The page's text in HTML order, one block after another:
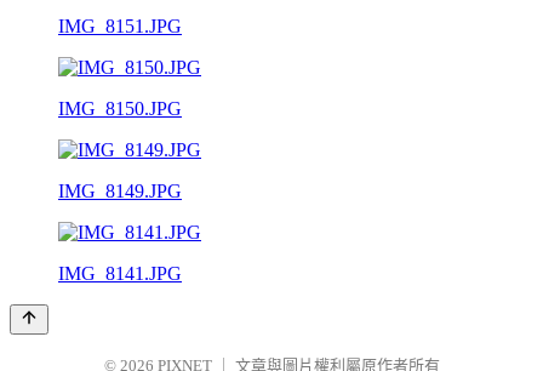
IMG_8151.JPG
IMG_8150.JPG
IMG_8149.JPG
IMG_8141.JPG
© 2026 PIXNET 文章與圖片權利屬原作者所有